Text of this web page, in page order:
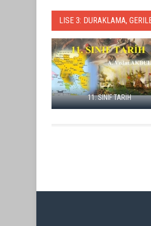
LISE 3: DURAKLAMA,
11. SINIF TARİH